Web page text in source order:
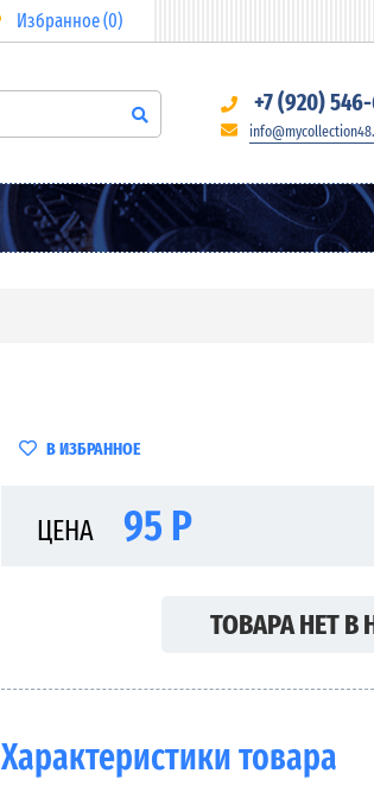
Избранное (0)
+7 (920)
В ИЗБРАННОЕ
ЦЕНА 95 Р
ТОВАРА НЕТ В
Характеристики товара